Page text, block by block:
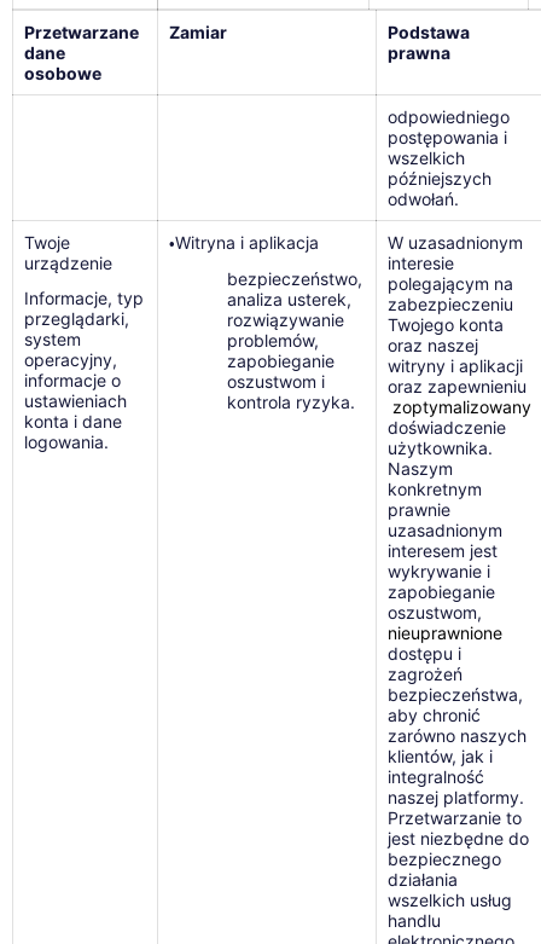
Przetwarzane
dane
osobowe
Zamiar
Podstawa
prawna
odpowiedniego
postępowania i
wszelkich
późniejszych
odwołań.
Twoje
urządzenie
Informacje, typ
przeglądarki,
system
operacyjny,
informacje o
ustawieniach
konta i dane
logowania.
•Witryna i aplikacja
bezpieczeństwo,
analiza usterek,
rozwiązywanie
problemów,
zapobieganie
oszustwom i
kontrola ryzyka.
W uzasadnionym
interesie
polegającym na
zabezpieczeniu
Twojego konta
oraz naszej
witryny i aplikacji
oraz zapewnieniu
zoptymalizowany
doświadczenie
użytkownika.
Naszym
konkretnym
prawnie
uzasadnionym
interesem jest
wykrywanie i
zapobieganie
oszustwom,
nieuprawnione
dostępu i
zagrożeń
bezpieczeństwa,
aby chronić
zarówno naszych
klientów, jak i
integralność
naszej platformy.
Przetwarzanie to
jest niezbędne do
bezpiecznego
działania
wszelkich usług
handlu